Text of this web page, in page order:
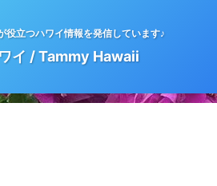
役立つハワイ情報を発信しています♪
イ / Tammy Hawaii